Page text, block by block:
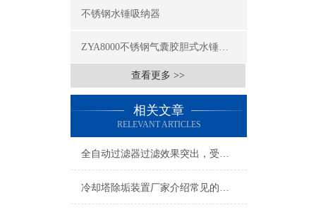
不锈钢水锤吸纳器
ZYA8000不锈钢气囊胶胆式水锤消除器
查看更多 >>
相关文章
RELEVANT ARTICLES
全自动过滤器过滤效果突出，受到污水处理厂的青睐
冷却塔除垢装置厂家介绍常见的水垢清除方法